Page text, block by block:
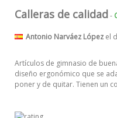
Calleras de calidad-
Antonio Narváez López el
Artículos de gimnasio de
diseño ergonómico que se
poner y de quitar. Tienen un